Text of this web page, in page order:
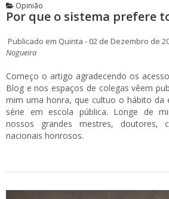
Opinião
Por que o sistema prefere
Publicado em Quinta - 02 de Dezembro de
Nogueira
Começo o artigo agradecendo os
Blog e nos espaços de colegas vêem
mim uma honra, que cultuo o hábito da
série em escola pública. Longe de
nossos grandes mestres, doutores,
nacionais honrosos.